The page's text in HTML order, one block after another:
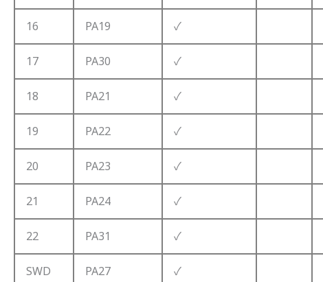
16 PA19 ✓
17 PA30 ✓
18 PA21 ✓
19 PA22 ✓
20 PA23 ✓
21 PA24 ✓
22 PA31 ✓
SWD PA27 ✓